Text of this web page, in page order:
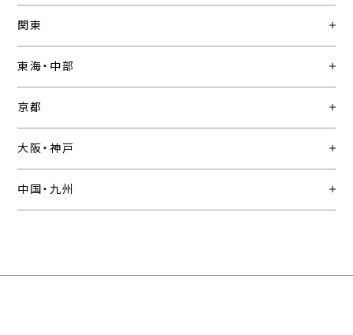
関東
東海・中部
京都
大阪・神戸
中国・九州